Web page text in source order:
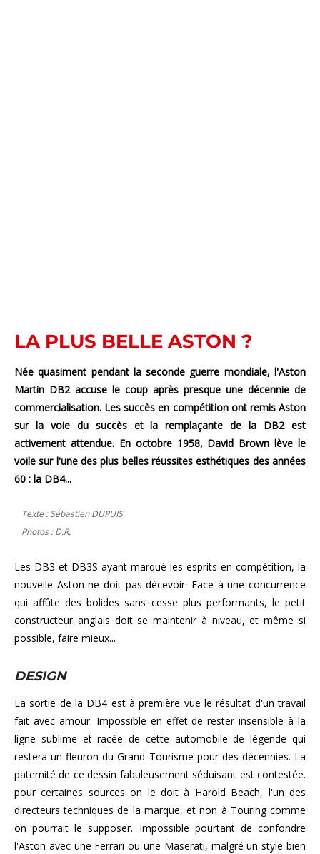
LA PLUS BELLE ASTON ?
Née quasiment pendant la seconde guerre mondiale, l'Aston
Martin DB2 accuse le coup après presque une décennie de
commercialisation. Les succès en compétition ont remis Aston
sur la voie du succès et la remplaçante de la DB2 est
activement attendue. En octobre 1958, David Brown lève le
voile sur l'une des plus belles réussites esthétiques des années
60 : la DB4...
Texte : Sébastien DUPUIS
Photos : D.R.
Les DB3 et DB3S ayant marqué les esprits en compétition, la
nouvelle Aston ne doit pas décevoir. Face à une concurrence
qui affûte des bolides sans cesse plus performants, le petit
constructeur anglais doit se maintenir à niveau, et même si
possible, faire mieux...
DESIGN
La sortie de la DB4 est à première vue le résultat d'un travail
fait avec amour. Impossible en effet de rester insensible à la
ligne sublime et racée de cette automobile de légende qui
restera un fleuron du Grand Tourisme pour des décennies. La
paternité de ce dessin fabuleusement séduisant est contestée.
pour certaines sources on le doit à Harold Beach, l'un des
directeurs techniques de la marque, et non à Touring comme
on pourrait le supposer. Impossible pourtant de confondre
l'Aston avec une Ferrari ou une Maserati, malgré un style bien